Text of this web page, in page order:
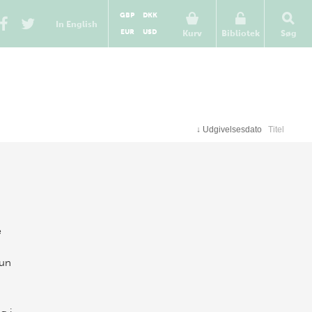
In English
Kurv
GBP
DKK
EUR
USD Bibliotek Søg
↓ Udgivelsesdato Titel